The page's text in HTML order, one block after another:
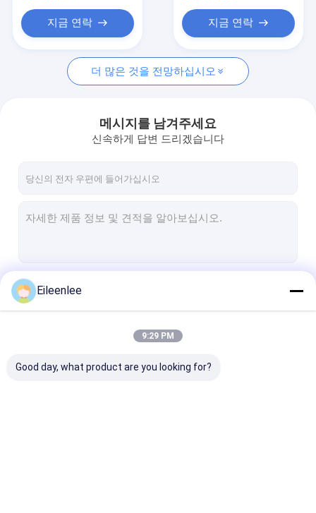
모든 케이스
스테인레스 강 메시 벨트
고온 와이어 메쉬
식품 메시 벨트
스파이럴 프리저 벨트
오븐 컨베이어 벨트
지금 연락 지금 연락
더 많은 것을 전망하십시오
메시지를 남겨주세요
신속하게 답변 드리겠습니다
Eileenlee
9:29 PM
Good day, what product are you looking for?